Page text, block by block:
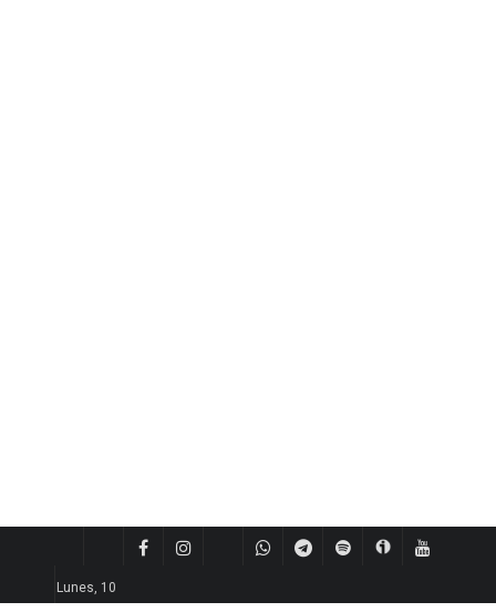
Lunes, 10